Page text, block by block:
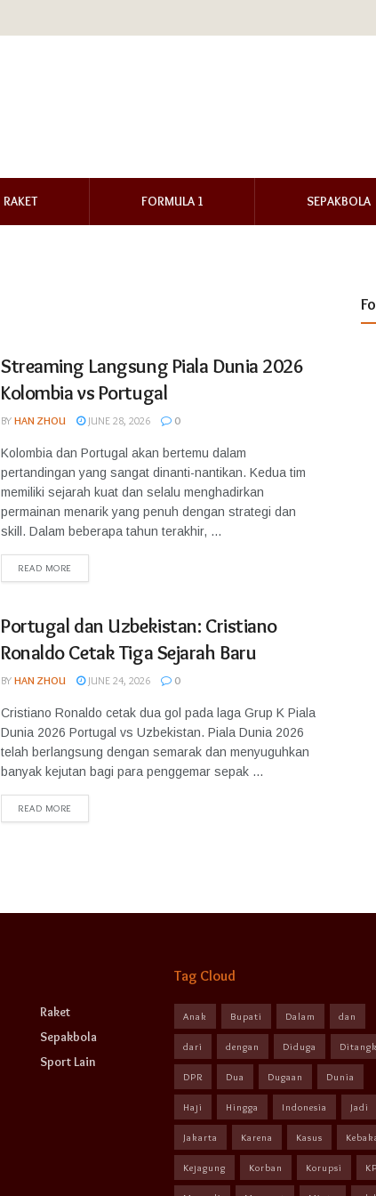
RAKET FORMULA 1 SEPAKBOLA
Streaming Langsung Piala Dunia 2026
Kolombia vs Portugal
BY HAN ZHOU JUNE 28, 2026 0
Kolombia dan Portugal akan bertemu dalam
pertandingan yang sangat dinanti-nantikan. Kedua tim
memiliki sejarah kuat dan selalu menghadirkan
permainan menarik yang penuh dengan strategi dan
skill. Dalam beberapa tahun terakhir, ...
READ MORE
Portugal dan Uzbekistan: Cristiano
Ronaldo Cetak Tiga Sejarah Baru
BY HAN ZHOU JUNE 24, 2026 0
Cristiano Ronaldo cetak dua gol pada laga Grup K Piala
Dunia 2026 Portugal vs Uzbekistan. Piala Dunia 2026
telah berlangsung dengan semarak dan menyuguhkan
banyak kejutan bagi para penggemar sepak ...
READ MORE
Raket
Sepakbola
Sport Lain
Tag Cloud
Anak Bupati Dalam dan
dari dengan Diduga
DPR Dua Dugaan Dunia
Haji Hingga Indonesia Jadi
Jakarta Karena Kasus
Kejagung Korban Korupsi